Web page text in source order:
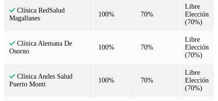
Clínica RedSalud
Magallanes
100% 70%
Libre
Elección
(70%)
Clínica Alemana De
Osorno
100% 70%
Libre
Elección
(70%)
Clínica Andes Salud
Puerto Montt
100% 70%
Libre
Elección
(70%)